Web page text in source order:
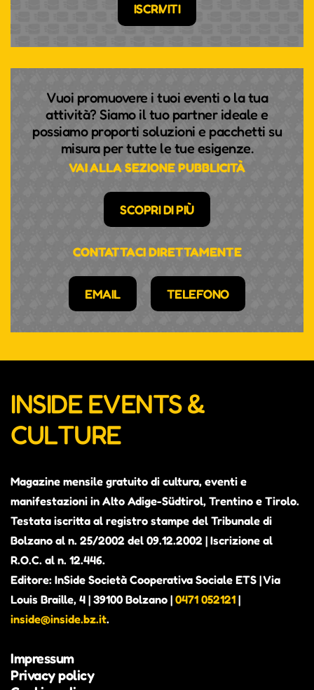
ISCRIVITI
Vuoi promuovere i tuoi eventi o la tua
attività? Siamo il tuo partner ideale e
possiamo proporti soluzioni e pacchetti su
misura per tutte le tue esigenze.
VAI ALLA SEZIONE PUBBLICITÀ
SCOPRI DI PIÙ
CONTATTACI DIRETTAMENTE
EMAIL TELEFONO
INSIDE EVENTS &
CULTURE
Magazine mensile gratuito di cultura, eventi e
manifestazioni in Alto Adige-Südtirol, Trentino e Tirolo.
Testata iscritta al registro stampe del Tribunale di
Bolzano al n. 25/2002 del 09.12.2002 | Iscrizione al
R.O.C. al n. 12.446.
Editore: InSide Società Cooperativa Sociale ETS | Via
Louis Braille, 4 | 39100 Bolzano | 0471 052121 |
inside@inside.bz.it.
Impressum
Privacy policy